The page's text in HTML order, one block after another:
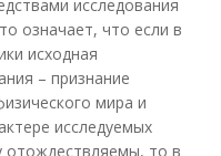
исследования
означает, что если в
исходная
– признание
мира и
исследуемых
отождествляемы, то в